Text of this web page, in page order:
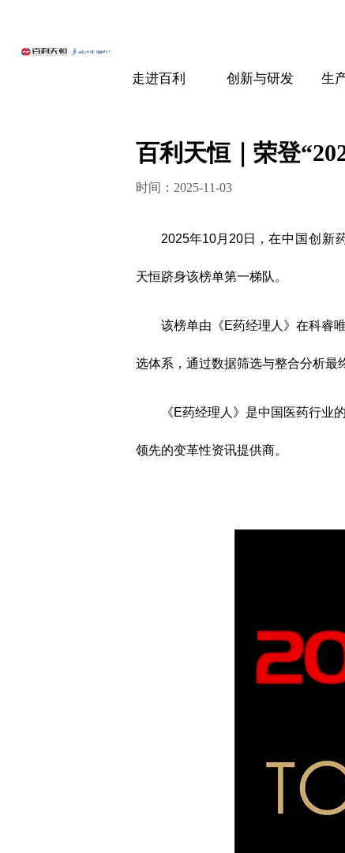
走进百利 创新与研发 生
百利天恒｜荣登
时间：2025-11-03
2025年10月20日， 在中国创新
天恒跻身该榜单第一梯队。
该榜单由《E药经理人》在科睿
选体系，通过数据筛选与整合分析最
《E药经理人》是中国医药行业
领先的变革性资讯提供商。